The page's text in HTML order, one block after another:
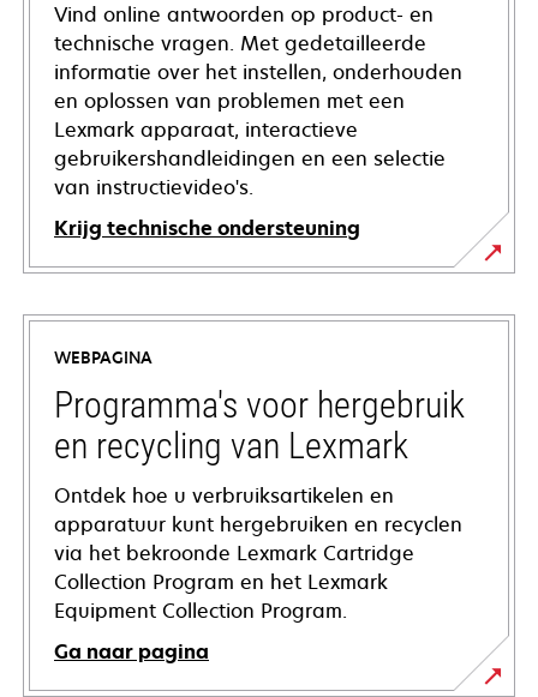
Vind online antwoorden op product- en
technische vragen. Met gedetailleerde
informatie over het instellen, onderhouden
en oplossen van problemen met een
Lexmark apparaat, interactieve
gebruikershandleidingen en een selectie
van instructievideo's.
Krijg technische ondersteuning
opens
in
new
tab
WEBPAGINA
Programma's voor hergebruik
en recycling van Lexmark
Ontdek hoe u verbruiksartikelen en
apparatuur kunt hergebruiken en recyclen
via het bekroonde Lexmark Cartridge
Collection Program en het Lexmark
Equipment Collection Program.
Ga naar pagina